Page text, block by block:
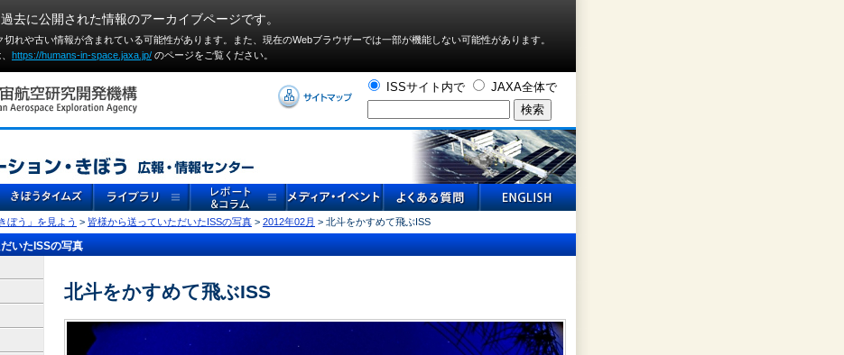
去に公開された情報のアーカイブページです。
切れや古い情報が含まれている可能性があります。また、現在のWebブラウザーでは⼀部が機能しない可能性があります。
https://humans-in-space.jaxa.jp/ のページをご覧ください。
ISSサイト内で JAXA全体で
きぼう」を見よう > 皆様から送っていただいたISSの写真 > 2012年02月 > 北斗をかすめて飛ぶISS
いたISSの写真
北斗をかすめて飛ぶISS